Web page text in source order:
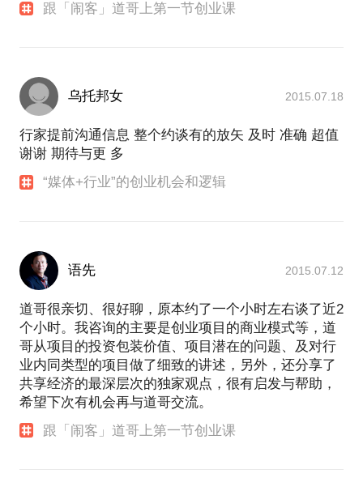
跟「闹客」道哥上第一节创业课
乌托邦女 2015.07.18
行家提前沟通信息 整个约谈有的放矢 及时 准确 超值
谢谢 期待与更 多
“媒体+行业”的创业机会和逻辑
语先 2015.07.12
道哥很亲切、很好聊，原本约了一个小时左右谈了近2
个小时。我咨询的主要是创业项目的商业模式等，道
哥从项目的投资包装价值、项目潜在的问题、及对行
业内同类型的项目做了细致的讲述，另外，还分享了
共享经济的最深层次的独家观点，很有启发与帮助，
希望下次有机会再与道哥交流。
跟「闹客」道哥上第一节创业课